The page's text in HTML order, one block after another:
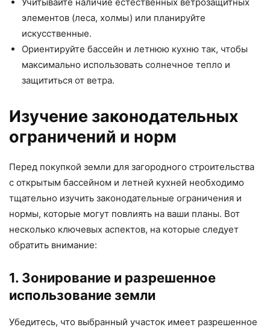
элементов (леса, холмы) или планируйте
искусственные.
Ориентируйте бассейн и летнюю кухню так, чтобы
максимально использовать солнечное тепло и
защититься от ветра.
Изучение законодательных
ограничений и норм
Перед покупкой земли для загородного строительства
с открытым бассейном и летней кухней необходимо
тщательно изучить законодательные ограничения и
нормы, которые могут повлиять на ваши планы. Вот
несколько ключевых аспектов, на которые следует
обратить внимание:
1. Зонирование и разрешенное
использование земли
Убедитесь, что выбранный участок имеет разрешенное